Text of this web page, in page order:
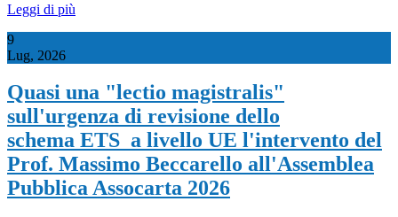
Leggi di più
9
Lug, 2026
Quasi una "lectio magistralis"
sull'urgenza di revisione dello
schema ETS a livello UE l'intervento del
Prof. Massimo Beccarello all'Assemblea
Pubblica Assocarta 2026